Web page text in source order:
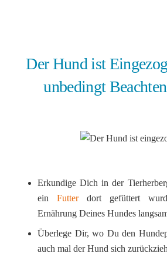
Der Hund ist
unbedingt
Erkundige Dich in der
ein Futterdort gefüttert
Ernährung Deines Hundes
Überlege Dir, wo Du den
auch mal der Hund sich